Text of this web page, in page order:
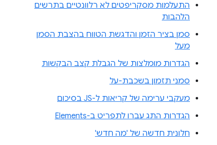
התעלמות מסקריפטים לא רלוונטיים בתרשים
הלהבות
סמן בציר הזמן והדגשת הטווח בהצבת הסמן
מעל
הגדרות מומלצות של הגבלת קצב הבקשות
סמני תזמון בשכבת-על
מעקבי ערימה של קריאות ל-JS בסיכום
הגדרות התג עברו לתפריט ב-Elements
חלונית חדשה של 'מה חדש'